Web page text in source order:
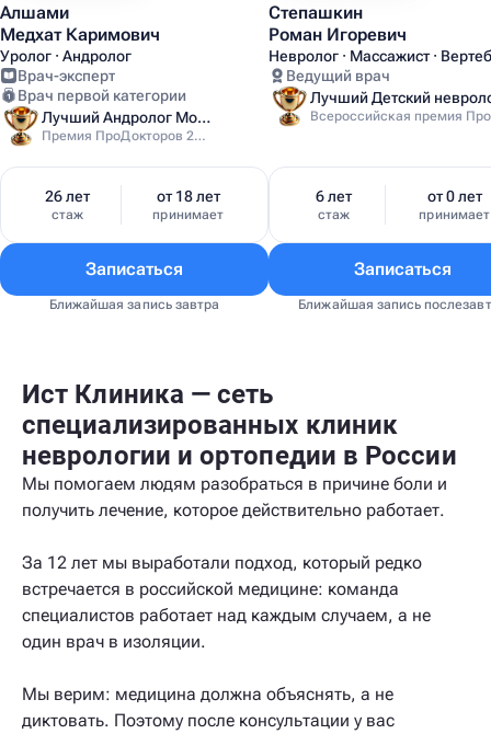
Алшами
Медхат Каримович
Уролог · Андролог
Врач-эксперт
Врач первой категории
Лучший Андролог Москвы
Премия ПроДокторов 2024
26 лет
стаж
от 18 лет
принимает
Записаться
Ближайшая запись завтра
Степашкин
Роман Игоревич
Невролог · Массажист ·
Ведущий врач
6 лет
стаж
от 0 лет
принимает
Записаться
Ближайшая запись
Ист Клиника — сеть
специализированных клиник
неврологии и ортопедии в России
Мы помогаем людям разобраться в причине боли и
получить лечение, которое действительно работает.
За 12 лет мы выработали подход, который редко
встречается в российской медицине: команда
специалистов работает над каждым случаем, а не
один врач в изоляции.
Мы верим: медицина должна объяснять, а не
диктовать. Поэтому после консультации у вас